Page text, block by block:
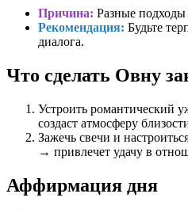
Причина: Разные
Рекомендация: Будьте
диалога.
Что сделать Овну
Устроить романтический
создаст атмосферу
Зажечь свечи и
→ привлечет удачу в
Аффирмация дня